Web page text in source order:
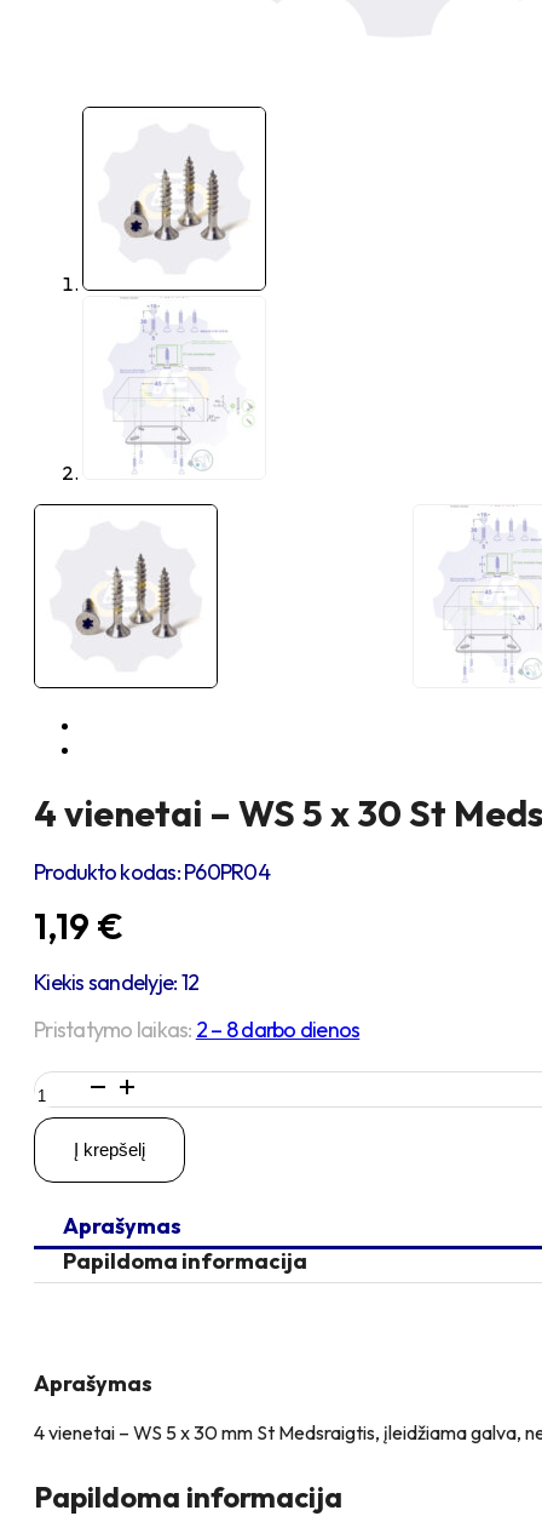
4 vienetai – WS 5 x 30 St
Produkto kodas:P60PR04
1,19 €
Kiekis sandelyje: 12
Pristatymo laikas: 2 – 8 darbo dienos
produkto
kiekis:
4
vienetai
–
x
30
plieno
Į krepšelį
Aprašymas
Papildoma informacija
Aprašymas
4 vienetai – WS 5 x 30 mm St Medsraigtis, įleidžiama galva,
Papildoma informacija